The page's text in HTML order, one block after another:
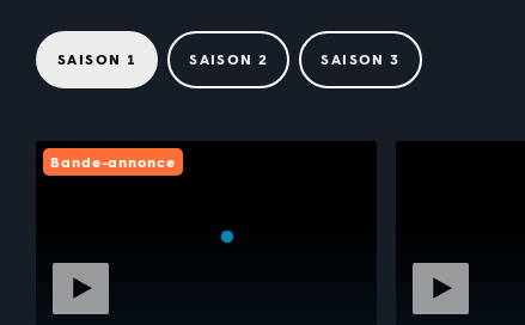
SAISON 1 SAISON 2 SAISON 3
Bande-annonce